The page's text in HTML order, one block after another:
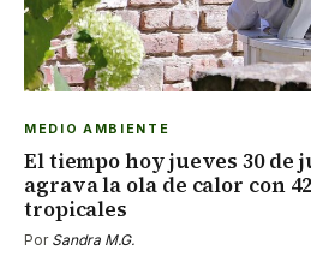
MEDIO AMBIENTE
El tiempo hoy jueves 30 de
agrava la ola de calor con
tropicales
Por Sandra M.G.